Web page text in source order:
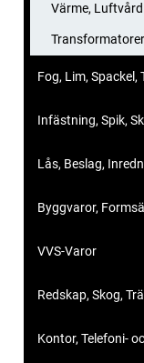
Värme, Luftvård
Fog, Lim, Spackel,
Infästning, Spik,
Lås, Beslag,
Byggvaror,
VVS-Varor
Redskap, Skog,
Kontor, Telefoni-